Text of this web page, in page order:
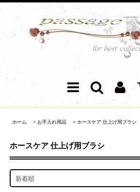
ホーム > お手入れ用品 > ホースケア 仕上げ用ブラシ
ホースケア 仕上げ用ブラシ